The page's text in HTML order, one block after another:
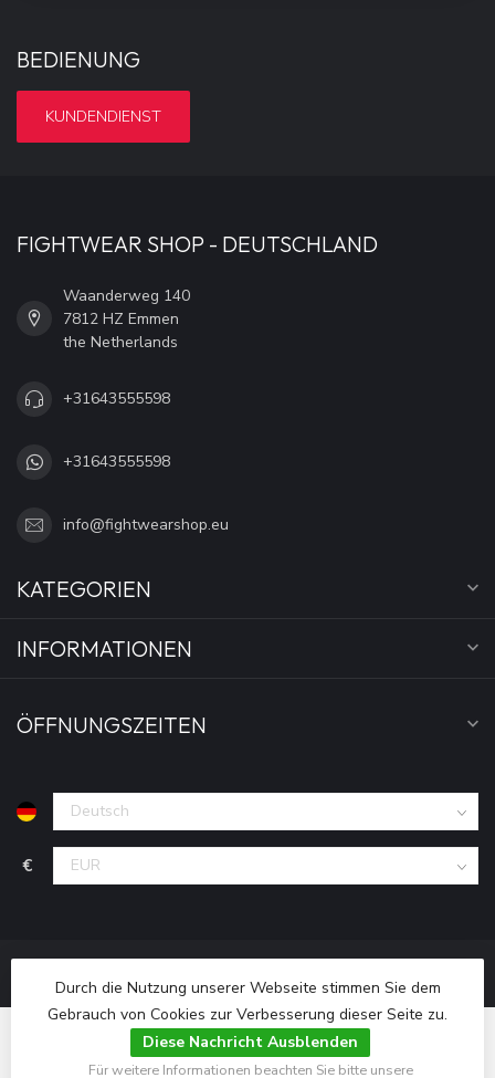
BEDIENUNG
KUNDENDIENST
FIGHTWEAR SHOP - DEUTSCHLAND
Waanderweg 140
7812 HZ Emmen
the Netherlands
+31643555598
+31643555598
info@fightwearshop.eu
KATEGORIEN
INFORMATIONEN
ÖFFNUNGSZEITEN
€
Durch die Nutzung unserer Webseite stimmen Sie dem
Gebrauch von Cookies zur Verbesserung dieser Seite zu.
Diese Nachricht Ausblenden
Für weitere Informationen beachten Sie bitte unsere